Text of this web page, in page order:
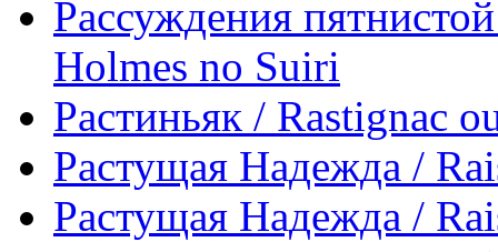
Рассуждения
Holmes no Suiri
Растиньяк / Rastignac
Растущая Надежда /
Растущая Надежда /